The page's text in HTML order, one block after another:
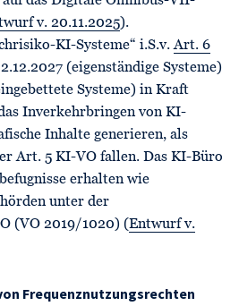
v. 20.11.2025).
KI-Systeme“ i.S.v.Art. 6
(eigenständige Systeme)
Systeme) in Kraft
Inverkehrbringen von KI-
Inhalte generieren, als
Art. 5 KI-VO fallen. Das KI-Büro
erhalten wie
unter der
(VO 2019/1020) (Entwurf v.
Frequenznutzungsrechten